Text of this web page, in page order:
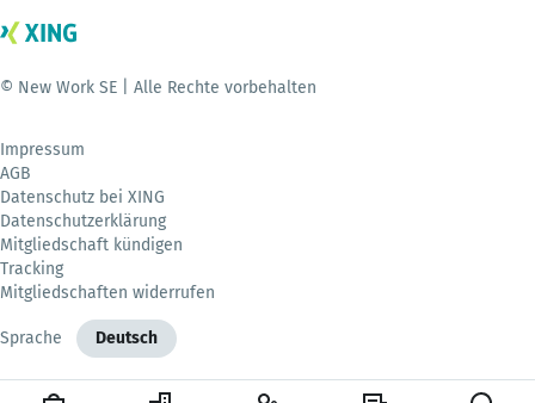
© New Work SE | Alle Rechte vorbehalten
Impressum
AGB
Datenschutz bei XING
Datenschutzerklärung
Mitgliedschaft kündigen
Tracking
Mitgliedschaften widerrufen
Sprache Deutsch